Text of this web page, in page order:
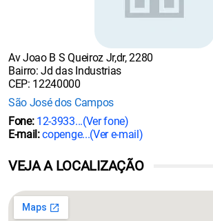
Av Joao B S Queiroz Jr,dr, 2280
Bairro: Jd das Industrias
CEP: 12240000
São José dos Campos
Fone: 12-3933...(Ver fone)
E-mail:copenge...(Ver e-mail)
VEJA A LOCALIZAÇÃO